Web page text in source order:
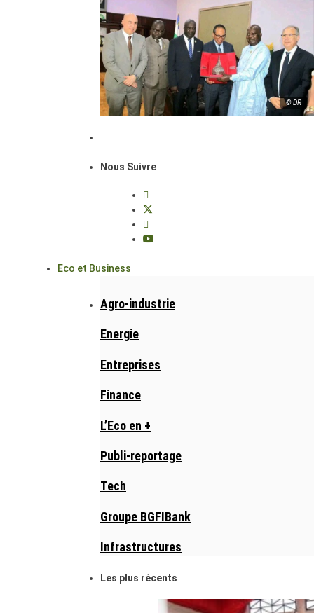
© DR
Nous Suivre
Eco et Business
Agro-industrie
Energie
Entreprises
Finance
L’Eco en +
Publi-reportage
Tech
Groupe BGFIBank
Infrastructures
Les plus récents